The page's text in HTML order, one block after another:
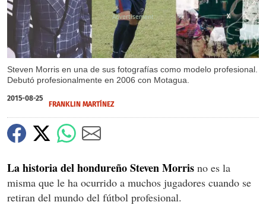
Steven Morris en una de sus fotografías como modelo profesional.
Debutó profesionalmente en 2006 con Motagua.
X
X
2015-08-25
FRANKLIN MARTÍNEZ
La historia del hondureño Steven Morris no es la
misma que le ha ocurrido a muchos jugadores cuando se
retiran del mundo del fútbol profesional.